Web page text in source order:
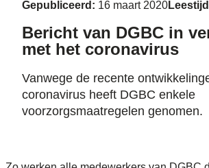
Gepubliceerd: 16 maart 2020
Bericht van DGBC in
met het coronavirus
Vanwege de recente
coronavirus heeft DGBC enkele
voorzorgsmaatregelen genomen.